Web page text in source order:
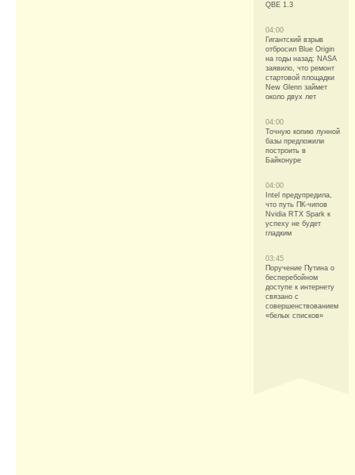
QBE 1.3
04:00
Гигантский взрыв
отбросил Blue Origin
на годы назад: NASA
заявило, что ремонт
стартовой площадки
New Glenn займет
около двух лет
04:00
Точную копию лунной
базы предложили
построить в
Байконуре
04:00
Intel предупредила,
что путь ПК-чипов
Nvidia RTX Spark к
успеху не будет
гладким
03:45
Поручение Путина о
бесперебойном
доступе к интернету
связано с
совершенствованием
«белых списков»